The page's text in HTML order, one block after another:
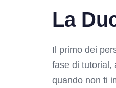
La
Il primo dei
fase di tutorial,
quando non ti